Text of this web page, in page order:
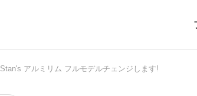
自転車 自転車パーツ
ニュース プレスリ
Stan's アルミリム フルモデルチェンジします!